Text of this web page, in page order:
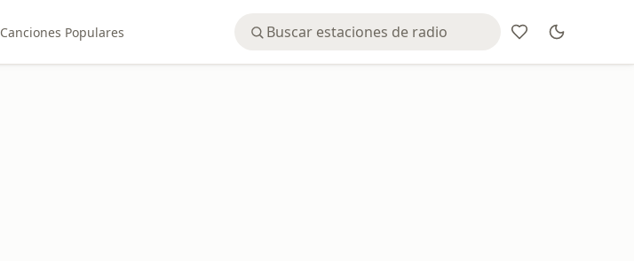
Canciones Populares